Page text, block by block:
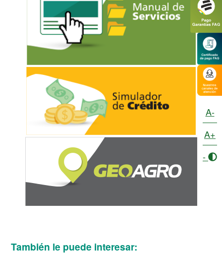
También le puede interesar:
A-
A+
-